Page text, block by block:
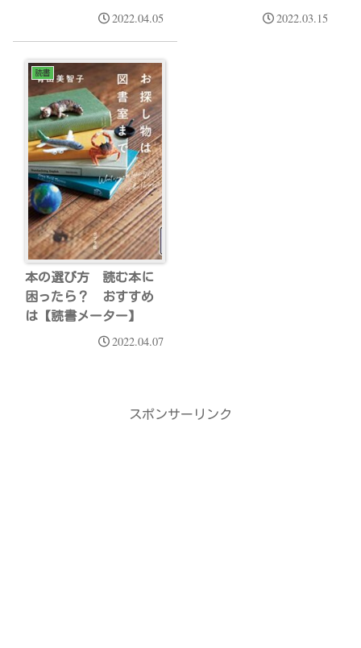
2022.04.05 2022.03.15
読書
本の選び方 読む本に
困ったら？ おすすめ
は【読書メーター】
2022.04.07
スポンサーリンク